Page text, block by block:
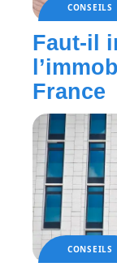
CONSEILS
Faut-il
France
CONSEILS